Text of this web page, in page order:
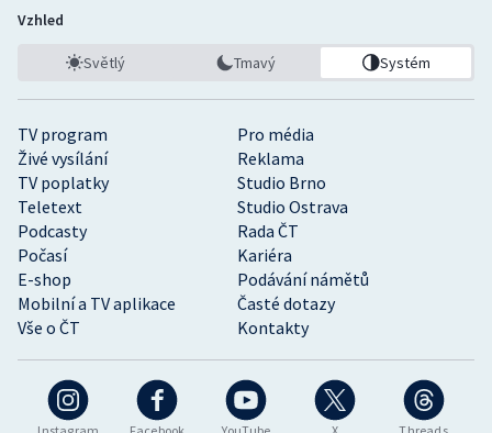
TV program
Pro média
Živé vysílání
Reklama
TV poplatky
Studio Brno
Teletext
Studio Ostrava
Podcasty
Rada ČT
Počasí
Kariéra
E-shop
Podávání námětů
Mobilní a TV aplikace
Časté dotazy
Vše o ČT
Kontakty
Vzhled
Světlý Tmavý Systém